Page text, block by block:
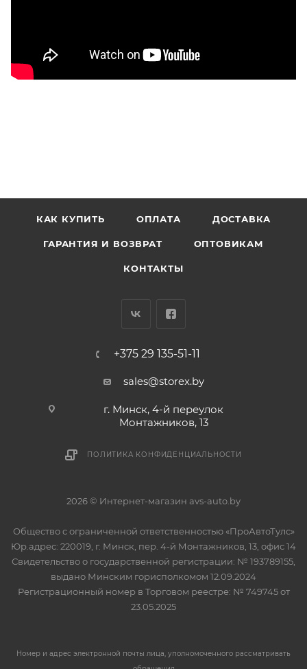
КАК КУПИТЬ ОПЛАТА ДОСТАВКА
ГАРАНТИЯ И ВОЗВРАТ ОПТОВИКАМ
КОНТАКТЫ
+375 29 135-51-11
sales@storex.by
г. Минск, 4-й переулок
Монтажников, 13
ПОЛИТИКА КОНФИДЕНЦИАЛЬНОСТИ
2026 © Интернет-магазин avs-auto.by
Общество с ограниченной ответственностью «ПроАвтоТулс»
Юр.адрес: 220019, г. Минск, пер. 4-й Монтажников, 13, офис 14
Свидетельство о государственной регистрации: № 193789155,
выдано Минским горисполкомом 12.09.2024
Регистрационный номер в Торговом реестре: № 749745 от
23.05.2025
Номер и адрес электронной почты лица, уполномоченного рассматривать